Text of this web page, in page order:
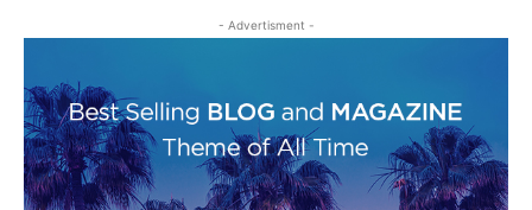
- Advertisment -